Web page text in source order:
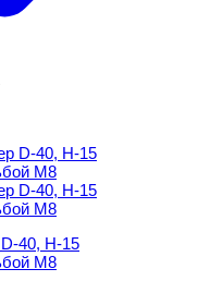
40, H-15
40, H-15
M8